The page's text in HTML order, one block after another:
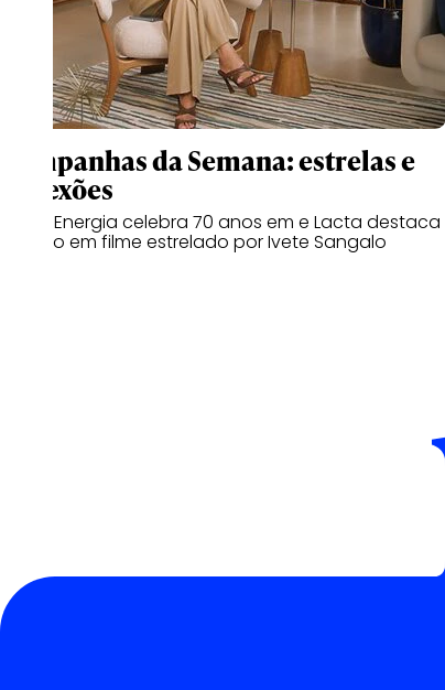
Campanhas da Semana: estrelas e
conexões
Copa Energia celebra 70 anos em e Lacta destaca
o afeto em filme estrelado por Ivete Sangalo